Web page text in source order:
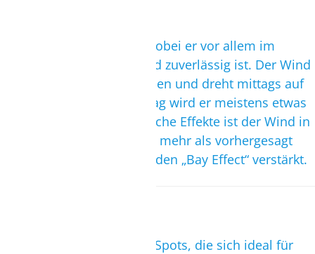
Es gibt ganzjährig Wind, wobei er vor allem im
Sommer sehr konstant und zuverlässig ist. Der Wind
kommt morgens aus Norden und dreht mittags auf
Nordost. Gegen Nachmittag wird er meistens etwas
schwächer. Durch thermische Effekte ist der Wind in
der Soma Bay in der Regel mehr als vorhergesagt
und wird zusätzlich durch den „Bay Effect“ verstärkt.
Es gibt zwei verschiedene Spots, die sich ideal für